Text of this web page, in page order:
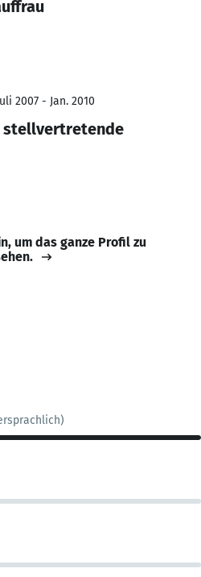
2007 - Jan. 2010
stellvertretende
um das ganze Profil zu